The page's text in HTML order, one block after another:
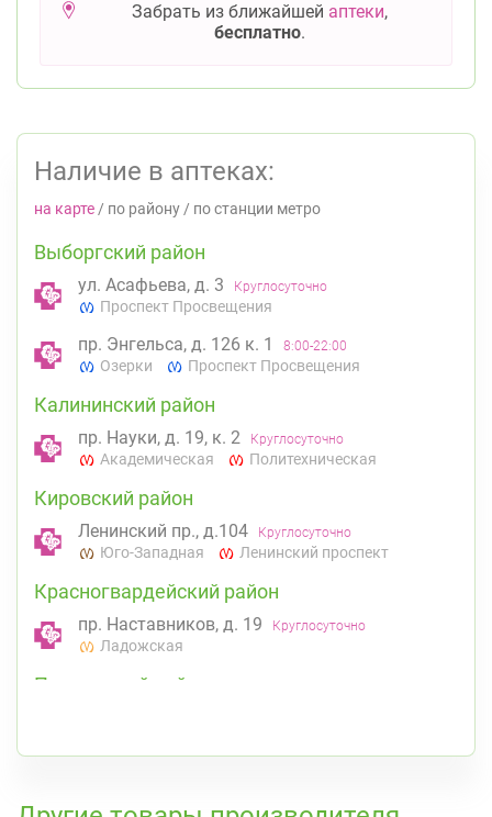
Забрать из ближайшей аптеки,
бесплатно.
Наличие в аптеках:
на карте / по району / по станции метро
Выборгский район
ул. Асафьева, д. 3 Круглосуточно
Проспект Просвещения
пр. Энгельса, д. 126 к. 1 8:00-22:00
Озерки Проспект Просвещения
Калининский район
пр. Науки, д. 19, к. 2 Круглосуточно
Академическая Политехническая
Кировский район
Ленинский пр., д.104 Круглосуточно
Юго-Западная Ленинский проспект
Красногвардейский район
пр. Наставников, д. 19 Круглосуточно
Ладожская
Приморский район